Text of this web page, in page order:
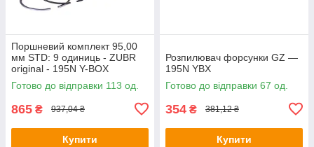
Поршневий комплект 95,00
мм STD: 9 одиниць - ZUBR
original - 195N Y-BOX
Готово до відправки 113 од.
865 ₴ 937,04 ₴
Купити
Розпилювач форсунки GZ —
195N YBX
Готово до відправки 67 од.
354 ₴ 381,12 ₴
Купити